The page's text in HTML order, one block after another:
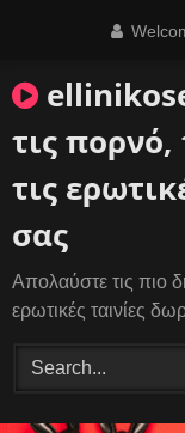
τις πορνό,
τις
σας
Απολαύστε τις πιο
ερωτικές ταινίες